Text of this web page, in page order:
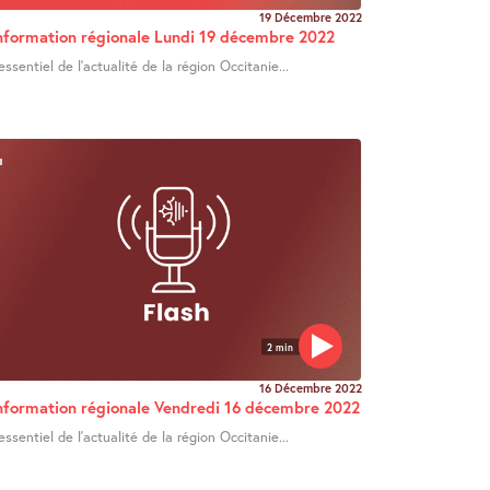
19 Décembre 2022
régionale Lundi 19 décembre 2022
de l’actualité de la région Occitanie...
2 min
16 Décembre 2022
régionale Vendredi 16 décembre 2022
de l’actualité de la région Occitanie...